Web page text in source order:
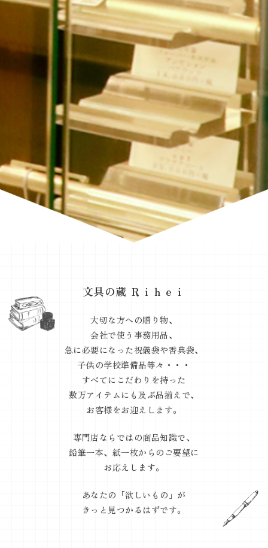
文具の蔵 Ｒｉｈｅｉ
大切な方への贈り物、
会社で使う事務用品、
急に必要になった祝儀袋や香典袋、
子供の学校準備品等々・・・
すべてにこだわりを持った
数万アイテムにも及ぶ品揃えで、
お客様をお迎えします。
専門店ならではの商品知識で、
鉛筆一本、紙一枚からのご要望に
お応えします。
あなたの「欲しいもの」が
きっと見つかるはずです。